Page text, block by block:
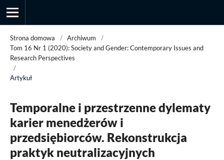
Strona domowa / Archiwum
/
Tom 16 Nr 1 (2020): Society and Gender: Contemporary Issues and
Research Perspectives
/
Artykuł
Temporalne i przestrzenne dylematy
karier menedżerów i
przedsiębiorców. Rekonstrukcja
praktyk neutralizacyjnych